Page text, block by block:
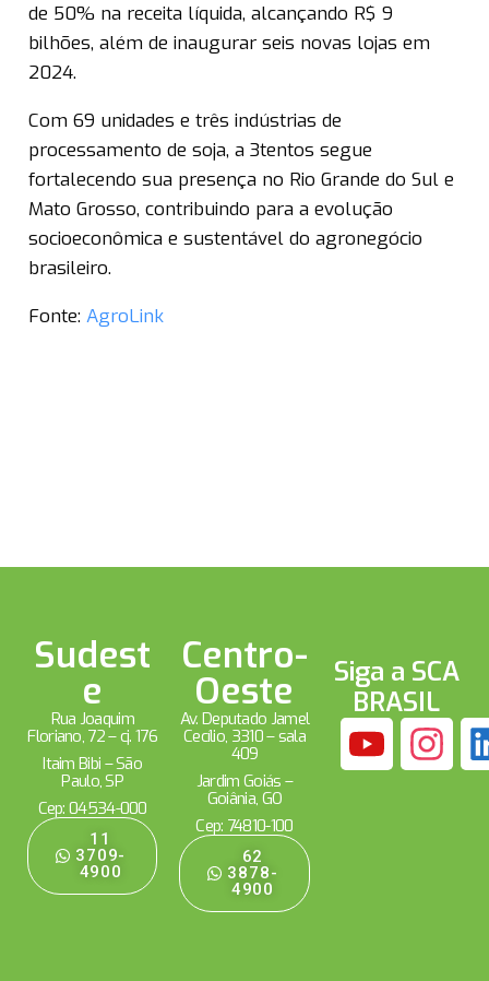
de 50% na receita líquida, alcançando R$ 9
bilhões, além de inaugurar seis novas lojas em
2024.
Com 69 unidades e três indústrias de
processamento de soja, a 3tentos segue
fortalecendo sua presença no Rio Grande do Sul e
Mato Grosso, contribuindo para a evolução
socioeconômica e sustentável do agronegócio
brasileiro.
Fonte: AgroLink
Sudest
e
Rua Joaquim
Floriano, 72 – cj. 176
Itaim Bibi – São
Paulo, SP
Cep: 04534-000
11
3709-
4900
Centro-
Oeste
Av. Deputado Jamel
Cecílio, 3310 – sala
409
Jardim Goiás –
Goiânia, GO
Cep: 74810-100
62
3878-
4900
Siga a SCA
BRASIL